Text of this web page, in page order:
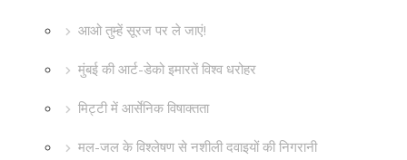
आओ तुम्हें सूरज पर ले जाएं!
मुंबई की आर्ट-डेको इमारतें विश्व धरोहर
मिट्टी में आर्सेनिक विषाक्तता
मल-जल के विश्लेषण से नशीली दवाइयों की निगरानी